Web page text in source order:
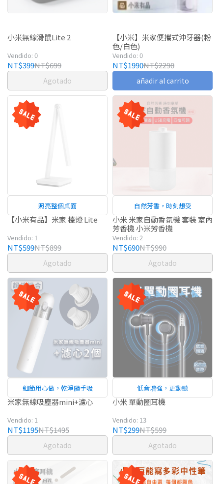
小米無線滑鼠Lite 2
Vendido: 0
NT$399NT$699
Agotado
【小米】米家便攜式沖牙器(粉
色/白色)
Vendido: 0
NT$1990NT$2290
añadir al carrito
照亮整個桌面
【小米有品】米家 檯燈 Lite
Vendido: 1
NT$599NT$899
Agotado
自然芳香，時刻想受
小米 米家自動香氛機 套裝 室內
芳香機 小米芳香機
Vendido: 2
NT$690NT$990
Agotado
細節用心做，乾淨隨手吸
米家無線吸塵器mini+濾心
Vendido: 1
NT$1195NT$1495
Agotado
低音增強，更動聽
小米 單動圈耳機
Vendido: 13
NT$299NT$599
Agotado